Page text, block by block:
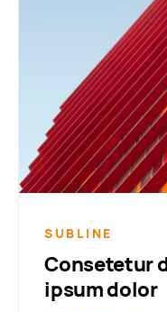
SUBLINE
Consetetur
ipsum dolor